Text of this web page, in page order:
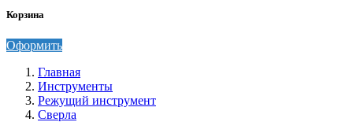
Корзина
Оформить
Главная
Инструменты
Режущий инструмент
Сверла